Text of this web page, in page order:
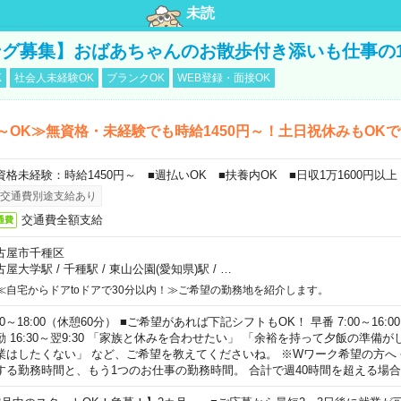
未読
募集】おばあちゃんのお散歩付き添いも仕事の
社会人未経験OK ブランクOK WEB登録・面接OK
OK≫無資格・未経験でも時給1450円～！土日祝休みもOK
格未経験：時給1450円～ ■週払いOK ■扶養内OK ■日収1万1600円以上
交通費別途支給あり
費 交通費全額支給
屋市千種区
屋大学駅 / 千種駅 / 東山公園(愛知県)駅 /
宅からドアtoドアで30分以内！≫ご希望の勤務地を紹介します。
～18:00（休憩60分） ■ご希望があれば下記シフトもOK！ 早番 7:00～
16:30～翌9:30 「家族と休みを合わせたい」 「余裕を持って夕飯の準備が
はしたくない」 など、ご希望を教えてくださいね。 ※Wワーク希望の方へ
る勤務時間と、もう1つのお仕事の勤務時間。 合計で週40時間を超える場